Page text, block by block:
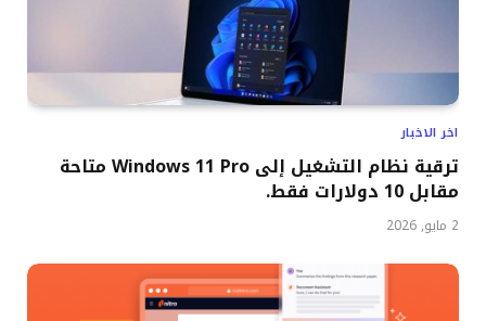
اخر الاخبار
ترقية نظام التشغيل إلى Windows 11 Pro متاحة
مقابل 10 دولارات فقط.
2 مايو, 2026